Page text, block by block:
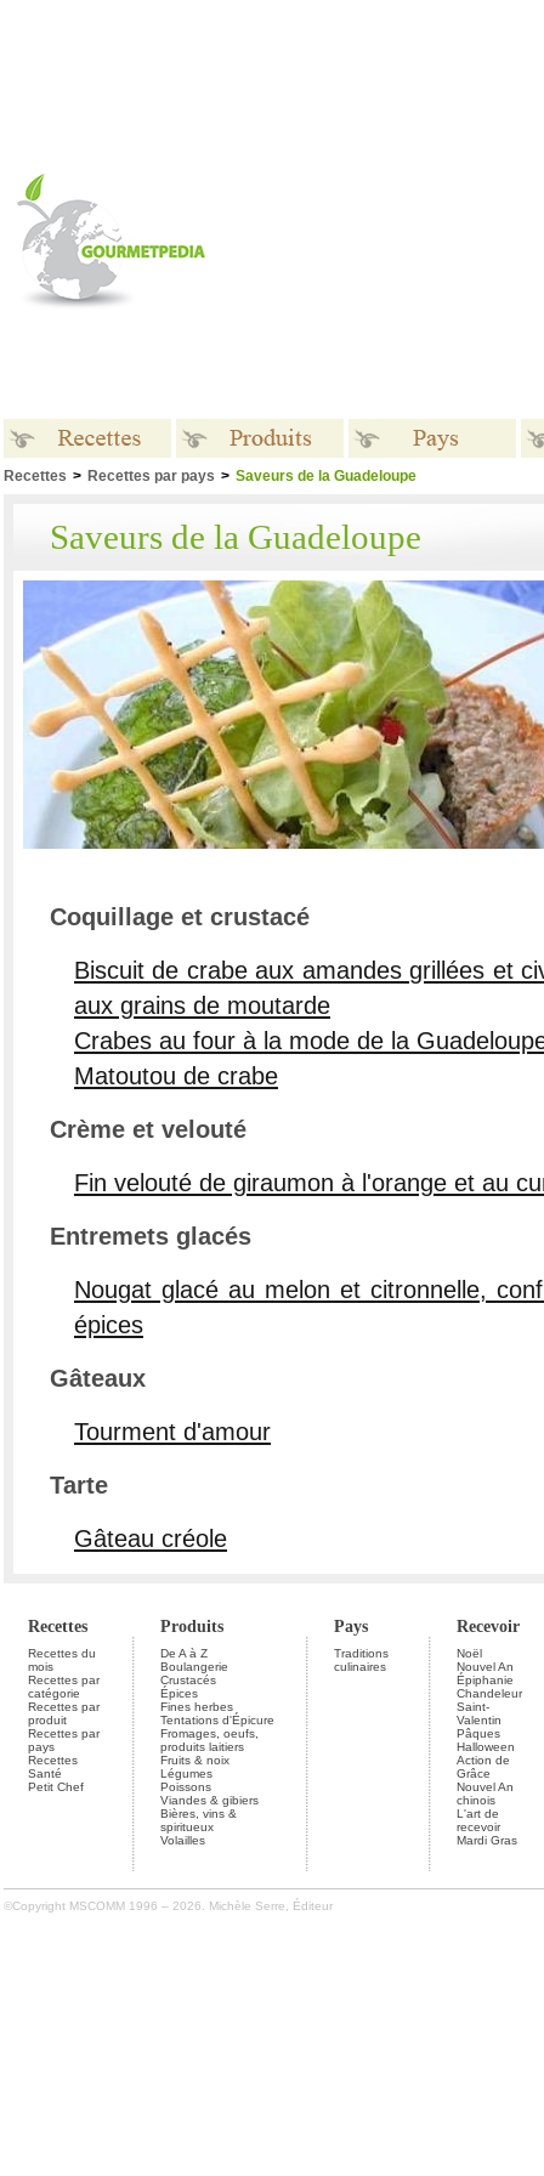
Recettes > Recettes par pays > Saveurs de la Guadeloupe
Saveurs de la Guadeloupe
Coquillage et crustacé
Biscuit de crabe aux amandes grillées et
aux grains de moutarde
Crabes au four à la mode de la
Matoutou de crabe
Crème et velouté
Fin velouté de giraumon à l'orange et au
Entremets glacés
Nougat glacé au melon et citronnelle,
épices
Gâteaux
Tourment d'amour
Tarte
Gâteau créole
Recettes Produits Pays Recevoir
Recettes du
mois
Recettes par
catégorie
Recettes par
produit
Recettes par
pays
Recettes
Santé
Petit Chef
De A à Z
Boulangerie
Crustacés
Épices
Fines herbes
Tentations d'Épicure
Fromages, oeufs,
produits laitiers
Fruits & noix
Légumes
Poissons
Viandes & gibiers
Bières, vins &
spiritueux
Volailles
Traditions
culinaires
Noël
Nouvel An
Épiphanie
Chandeleur
Saint-
Valentin
Pâques
Halloween
Action de
Grâce
Nouvel An
chinois
L'art de
recevoir
Mardi Gras
©Copyright MSCOMM 1996 – 2026. Michèle Serre, Éditeur